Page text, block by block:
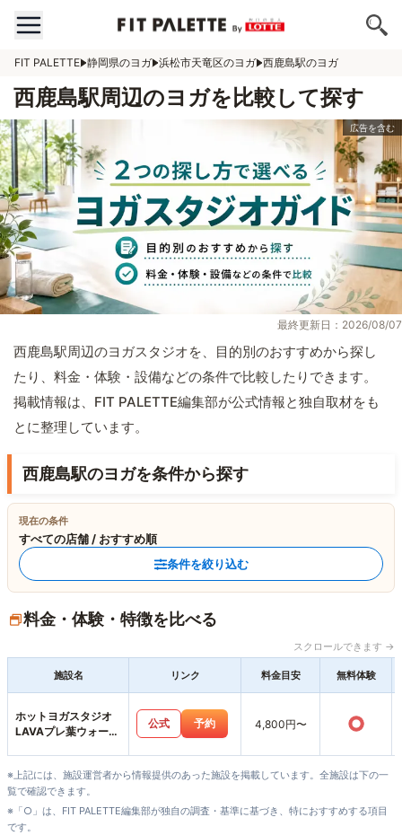
FIT PALETTE 静岡県のヨガ 浜松市天竜区のヨガ 西鹿島駅のヨガ
西鹿島駅周辺のヨガを比較して探す
最終更新日：2026/08/07
西鹿島駅周辺のヨガスタジオを、目的別のおすすめから探し
たり、料金・体験・設備などの条件で比較したりできます。
掲載情報は、FIT PALETTE編集部が公式情報と独自取材をも
とに整理しています。
西鹿島駅のヨガを条件から探す
現在の条件
すべての店舗 / おすすめ順
条件を絞り込む
料金・体験・特徴を比べる
スクロールできます →
施設名 リンク 料金目安 無料体験
ホットヨガスタジオ
LAVAプレ葉ウォーク
公式 予約 4,800円〜 ○
※上記には、施設運営者から情報提供のあった施設を掲載しています。全施設は下の一
覧で確認できます。
※「○」は、FIT PALETTE編集部が独自の調査・基準に基づき、特におすすめする項目
です。